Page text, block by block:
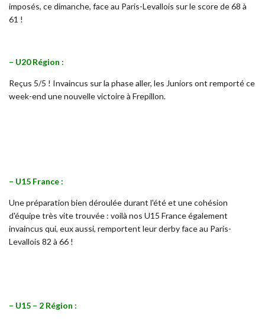
imposés, ce dimanche, face au Paris-Levallois sur le score de 68 à
61 !
– U20 Région :
Reçus 5/5 ! Invaincus sur la phase aller, les Juniors ont remporté ce
week-end une nouvelle victoire à Frepillon.
– U15 France :
Une préparation bien déroulée durant l'été et une cohésion
d'équipe très vite trouvée : voilà nos U15 France également
invaincus qui, eux aussi, remportent leur derby face au Paris-
Levallois 82 à 66 !
– U15 – 2 Région :